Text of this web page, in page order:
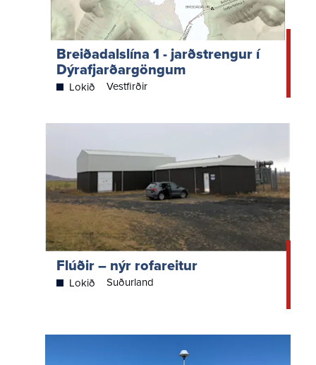
Breiðadalslína 1 - jarðstrengur í
Dýrafjarðargöngum
Lokið Vestfirðir
Flúðir – nýr rofareitur
Lokið Suðurland